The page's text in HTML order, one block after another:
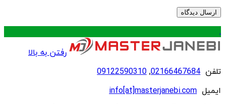
.
رفتن به بالا
تلفن 02166467684
,
09122590310
ایمیل info[at]masterjanebi.com